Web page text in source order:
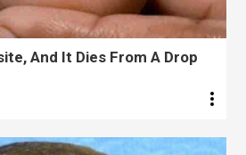
And It Dies From A Drop